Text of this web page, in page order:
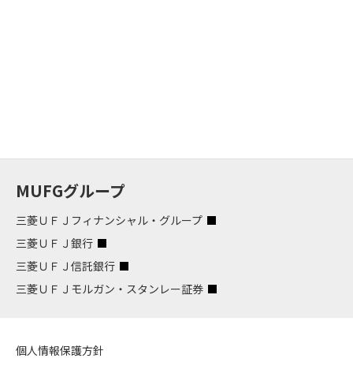
MUFGグループ
三菱ＵＦＪフィナンシャル・グループ
三菱ＵＦＪ銀行
三菱ＵＦＪ信託銀行
三菱ＵＦＪモルガン・スタンレー証券
個人情報保護方針